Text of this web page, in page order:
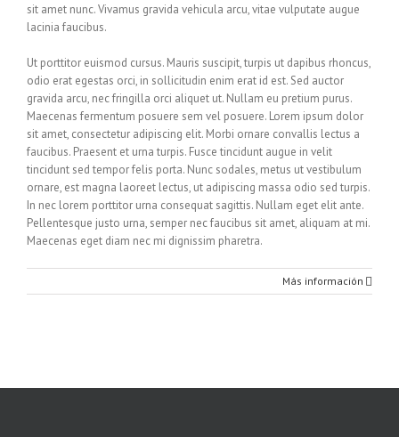
sit amet nunc. Vivamus gravida vehicula arcu, vitae vulputate augue
lacinia faucibus.
Ut porttitor euismod cursus. Mauris suscipit, turpis ut dapibus rhoncus,
odio erat egestas orci, in sollicitudin enim erat id est. Sed auctor
gravida arcu, nec fringilla orci aliquet ut. Nullam eu pretium purus.
Maecenas fermentum posuere sem vel posuere. Lorem ipsum dolor
sit amet, consectetur adipiscing elit. Morbi ornare convallis lectus a
faucibus. Praesent et urna turpis. Fusce tincidunt augue in velit
tincidunt sed tempor felis porta. Nunc sodales, metus ut vestibulum
ornare, est magna laoreet lectus, ut adipiscing massa odio sed turpis.
In nec lorem porttitor urna consequat sagittis. Nullam eget elit ante.
Pellentesque justo urna, semper nec faucibus sit amet, aliquam at mi.
Maecenas eget diam nec mi dignissim pharetra.
Más información